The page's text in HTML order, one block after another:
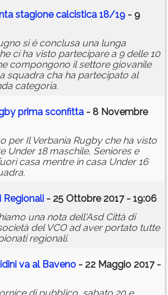
stagionecalcistica 18/19 - 9
si è conclusa una lunga
ci ha visto partecipare a 9 delle 10
compongono il settore giovanile
squadra cha ha partecipato al
categoria.
prima sconfitta - 8 Novembre
per Il Verbania Rugby che ha visto
Under 18 maschile, Seniores e
casa mentre in casa Under 16
Regionali - 25 Ottobre 2017 - 19:06
una nota dell'Asd Città di
del VCO ad aver portato tutte
regionali.
va al Baveno - 22 Maggio 2017 -